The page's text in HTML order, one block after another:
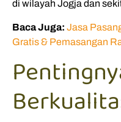
di wilayah Jogja dan
Baca Juga: Jasa
Gratis & Pemasangan